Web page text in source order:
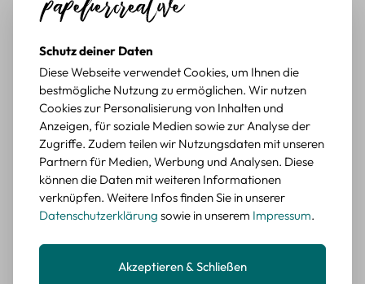
BEWERTETER ARTIKEL
Sticker mit Wald- und Tiermotiven
Durchschnittliche Bewertung von 5 von 5 Sternen
Erika G.diesen Monat Verifizierter Kauf
Schöne Motive
Die Sticker passen gut zu meinen Büchern, würde sie
wieder kaufen.
BEWERTETER ARTIKEL
Retro Blumen Sticker Set – 45 Stück mit 15
verschiedene Motive
Durchschnittliche Bewertung von 5 von 5 Sternen
Erika G.diesen Monat Verifizierter Kauf
Schutz deiner Daten
Diese Webseite verwendet Cookies, um Ihnen die
bestmögliche Nutzung zu ermöglichen. Wir nutzen
Cookies zur Personalisierung von Inhalten und
Anzeigen, für soziale Medien sowie zur Analyse der
Zugriffe. Zudem teilen wir Nutzungsdaten mit unseren
Partnern für Medien, Werbung und Analysen. Diese
können die Daten mit weiteren Informationen
verknüpfen. Weitere Infos finden Sie in unserer
Datenschutzerklärung sowie in unserem Impressum.
Akzeptieren & Schließen